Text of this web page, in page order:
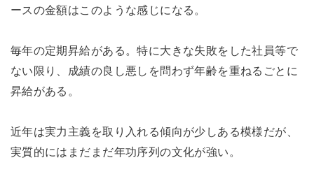
ースの金額はこのような感じになる。
毎年の定期昇給がある。特に大きな失敗をした社員等で
ない限り、成績の良し悪しを問わず年齢を重ねるごとに
昇給がある。
近年は実力主義を取り入れる傾向が少しある模様だが、
実質的にはまだまだ年功序列の文化が強い。